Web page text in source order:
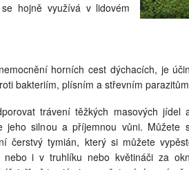
hojně využívá v lidovém
horních cest dýchacích, je
bakteriím, plísním a střevním
trávení těžkých masových jídel
jeho silnou a příjemnou vůni. Můžete
čerstvý tymián, který si můžete
i v truhlíku nebo květináči za